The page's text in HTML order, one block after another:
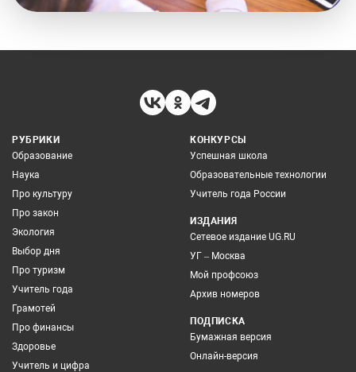
РУБРИКИ
Образование
Наука
Про культуру
Про закон
Экология
Выбор дня
Про туризм
Учитель года
Грамотей
Про финансы
Здоровье
Учитель и цифра
КОНКУРСЫ
Успешная школа
Образовательные технологии
Учитель года России
ИЗДАНИЯ
Сетевое издание UG.RU
УГ – Москва
Мой профсоюз
Архив номеров
ПОДПИСКА
Бумажная версия
Онлайн-версия